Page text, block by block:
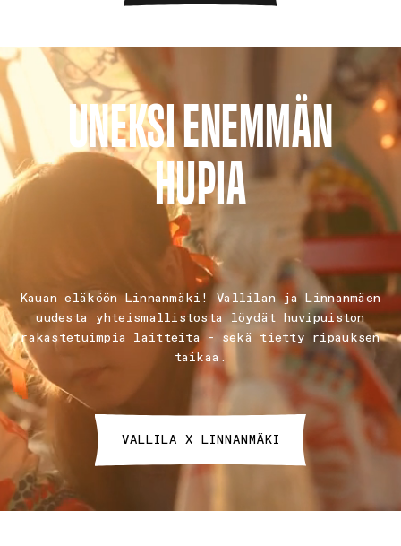
UNEKSI ENEMMÄN
HUPIA
Kauan eläköön Linnanmäki! Vallilan ja Linnanmäen
uudesta yhteismallistosta löydät huvipuiston
rakastetuimpia laitteita – sekä tietty ripauksen
taikaa.
VALLILA X LINNANMÄKI